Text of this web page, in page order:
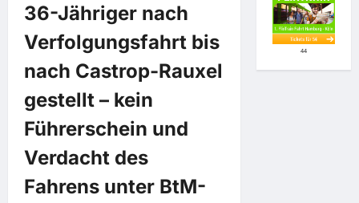
36-Jähriger nach
Verfolgungsfahrt bis
nach Castrop-Rauxel
gestellt – kein
Führerschein und
Verdacht des
Fahrens unter BtM-
44